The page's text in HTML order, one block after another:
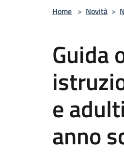
Home > Novità >
Guida
e
anno